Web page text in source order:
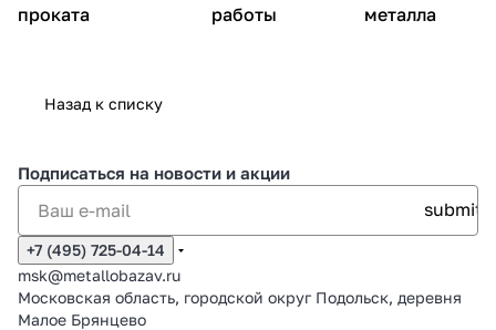
проката
работы
металла
Назад к списку
Подписаться на новости и акции
+7 (495) 725-04-14
msk@metallobazav.ru
Московская область, городской округ Подольск, деревня
Малое Брянцево